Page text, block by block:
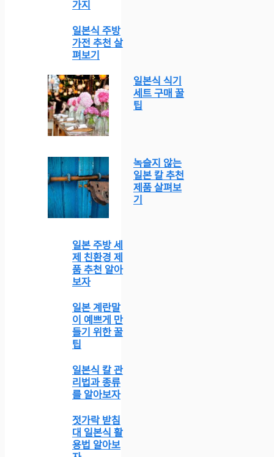
가지
일본식 주방
가전 추천 살
펴보기
일본식 식기
세트 구매 꿀
팁
녹슬지 않는
일본 칼 추천
제품 살펴보
기
일본 주방 세
제 친환경 제
품 추천 알아
보자
일본 계란말
이 예쁘게 만
들기 위한 꿀
팁
일본식 칼 관
리법과 종류
를 알아보자
젓가락 받침
대 일본식 활
용법 알아보